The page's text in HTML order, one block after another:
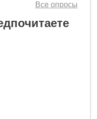
Все опросы